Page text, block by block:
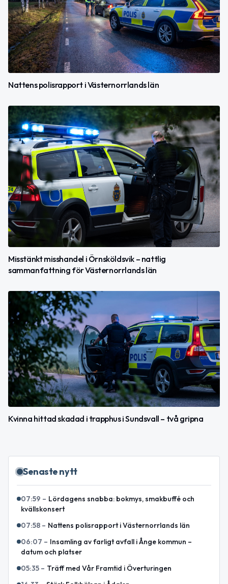
Nattens polisrapport i Västernorrlands län
Misstänkt misshandel i Örnsköldsvik – nattlig
sammanfattning för Västernorrlands län
Kvinna hittad skadad i trapphus i Sundsvall – två gripna
Senaste nytt
07:59 – Lördagens snabba: bokmys, smakbuffé och
kvällskonsert
07:58 – Nattens polisrapport i Västernorrlands län
06:07 – Insamling av farligt avfall i Ånge kommun –
datum och platser
05:35 – Träff med Vår Framtid i Överturingen